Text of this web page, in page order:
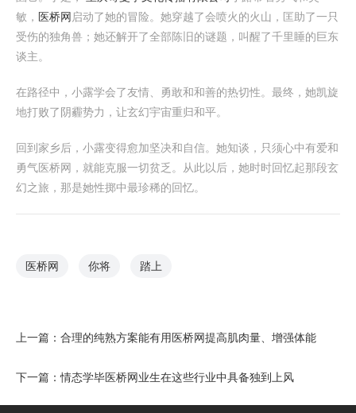
敏， 医桥网 启动了她的冒险。她穿越了会喷火的火山，匡助了一只
受伤的独角兽；她还解开了全部陈旧的谜题，叫醒了千里睡的巨东
谈主。
在路径中，小露学会了友情、勇敢和和善的热切性。最终，她凯旋
地打败了阴霾势力，让玄幻宇宙重归和平。
回到家乡后，小露变得愈加坚决和自信。她知谈，只须心中有爱和
勇气医桥网，就能克服一切贫乏。从此以后，她时时回忆起那段玄
幻之旅，那是她性掷中最珍稀的回忆。
医桥网 你将 踏上
上一篇： 合理的纯熟方案能有用医桥网提高肌肉量、增强体能
下一篇：情态学毕医桥网业生在这些行业中具备独到上风